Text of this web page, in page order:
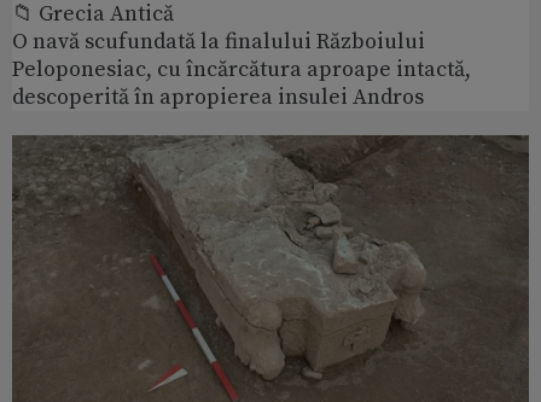
📁 Grecia Antică
O navă scufundată la finalului Războiului
Peloponesiac, cu încărcătura aproape intactă,
descoperită în apropierea insulei Andros